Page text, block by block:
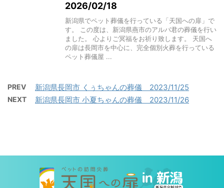
2026/02/18
新潟県でペット葬儀を行っている「天国への扉」で
す。 この度は、新潟県燕市のアルバ君の葬儀を行い
ました。 心よりご冥福をお祈り致します。 天国へ
の扉は長岡市を中心に、完全個別火葬を行っている
ペット葬儀屋 ...
PREV 新潟県長岡市 くぅちゃんの葬儀 2023/11/25
NEXT 新潟県長岡市 小夏ちゃんの葬儀 2023/11/26